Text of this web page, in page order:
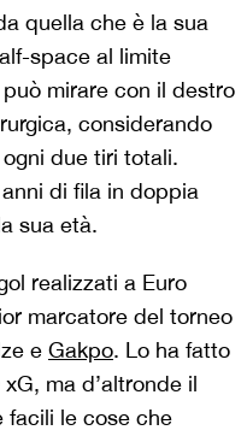
quella che è la sua
space al limite
mirare con il destro
considerando
due tiri totali.
di fila in doppia
sua età.
realizzati a Euro
marcatore del torneo
e Gakpo. Lo ha fatto
ma d’altronde il
facili le cose che